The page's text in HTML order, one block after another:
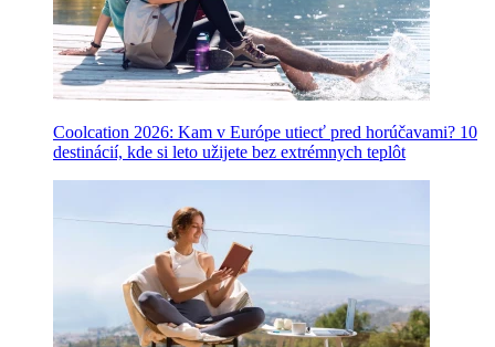
Coolcation 2026: Kam v Európe utiecť pred horúčavami? 10
destinácií, kde si leto užijete bez extrémnych teplôt